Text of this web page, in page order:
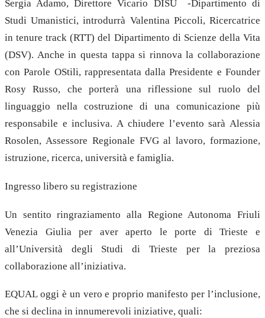
Sergia Adamo, Direttore Vicario DISU -Dipartimento di
Studi Umanistici, introdurrà Valentina Piccoli, Ricercatrice
in tenure track (RTT) del Dipartimento di Scienze della Vita
(DSV). Anche in questa tappa si rinnova la collaborazione
con Parole OStili, rappresentata dalla Presidente e Founder
Rosy Russo, che porterà una riflessione sul ruolo del
linguaggio nella costruzione di una comunicazione più
responsabile e inclusiva. A chiudere l’evento sarà Alessia
Rosolen, Assessore Regionale FVG al lavoro, formazione,
istruzione, ricerca, università e famiglia.
Ingresso libero su registrazione
Un sentito ringraziamento alla Regione Autonoma Friuli
Venezia Giulia per aver aperto le porte di Trieste e
all’Università degli Studi di Trieste per la preziosa
collaborazione all’iniziativa.
EQUAL oggi è un vero e proprio manifesto per l’inclusione,
che si declina in innumerevoli iniziative, quali: